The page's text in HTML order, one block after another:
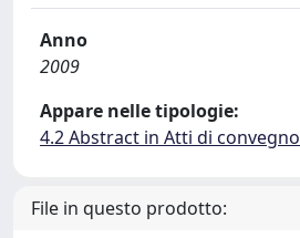
Anno
2009
Appare nelle tipologie:
4.2 Abstract in Atti di convegno
File in questo prodotto: